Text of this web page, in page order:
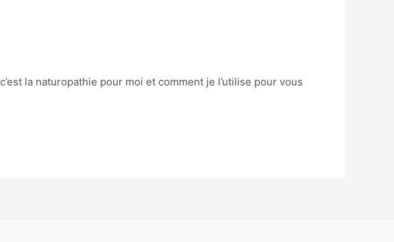
la naturopathie pour moi et comment je l’utilise pour vous